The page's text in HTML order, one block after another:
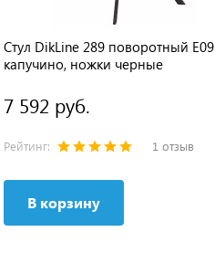
Стул DikLine 289 поворотный E09
капучино, ножки черные
7 592 руб.
Рейтинг: 1 отзыв
В корзину